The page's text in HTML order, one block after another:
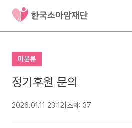
미분류
정기후원 문의
2026.01.11 23:12 조회: 37